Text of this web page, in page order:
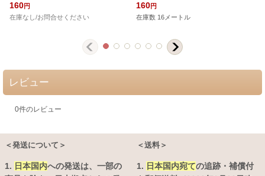
160円
在庫なし/お問合せください
160円
在庫数 16メートル
レビュー
0件のレビュー
＜発送について＞
1. 日本国内への発送は、 一部の
＜送料＞
1. 日本国内宛ての追跡・補償付